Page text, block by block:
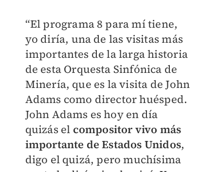
“El programa 8 para mí tiene,
yo diría, una de las visitas más
importantes de la larga historia
de esta Orquesta Sinfónica de
Minería, que es la visita de John
Adams como director huésped.
John Adams es hoy en día
quizás el compositor vivo más
importante de Estados Unidos,
digo el quizá, pero muchísima